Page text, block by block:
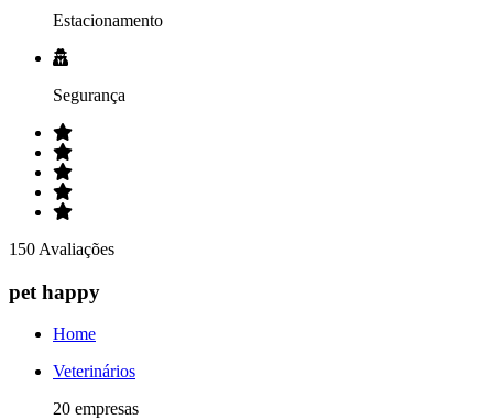
Estacionamento
Segurança
150 Avaliações
pet happy
Home
Veterinários
20 empresas